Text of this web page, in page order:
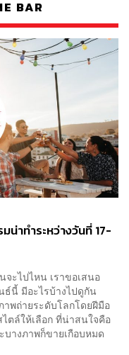
BAR
น่าทำระหว่างวันที่ 17-
ะไปไหน เราขอเสนอ
ธ์นี้ มีอะไรบ้างไปดูกัน
าพถ่ายระดับโลกโดยฝีมือ
ตล์ให้เลือก ที่น่าสนใจคือ
างภาพก็ขายเกือบหมด